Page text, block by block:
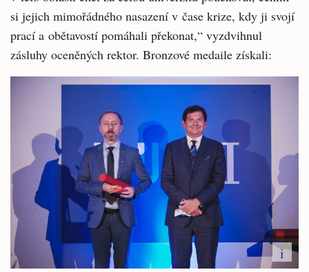
si jejich mimořádného nasazení v čase krize, kdy ji svojí
prací a obětavostí pomáhali překonat,“ vyzdvihnul
zásluhy oceněných rektor. Bronzové medaile získali:
i